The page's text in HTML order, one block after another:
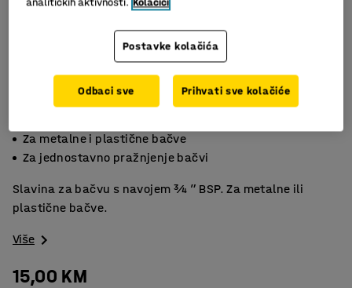
Slični proizvodi
Za metalne i plastične bačve
Za jednostavno pražnjenje bačvi
Slavina za bačvu s navojem ¾ ” BSP. Za metalne ili
plastične bačve.
Više
15,00 KM
Postavke kolačića
Odbaci sve Prihvati sve kolačiće